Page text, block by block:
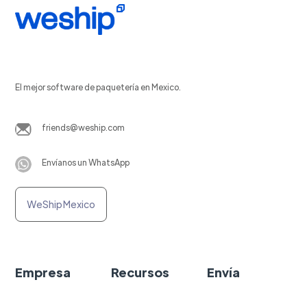
El mejor software de paquetería en Mexico.
friends@weship.com
Envíanos un WhatsApp
WeShip Mexico
Empresa Recursos Envía